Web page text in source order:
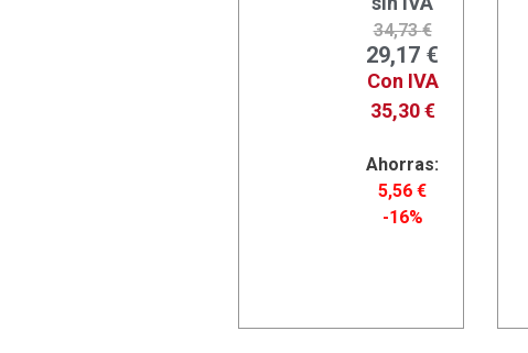
34,73€
29,17 €
Con IVA
35,30€
Ahorras:
5,56€
-16%